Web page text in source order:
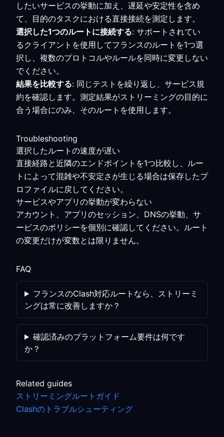
したいサービスの挙動に加え、遅延や安定性を含め
て、目的のタスクにおける直接接続を測定します。
選択した1つのルートに接続する: サポートされてい
るクライアントを使用してフランスのルートを1つ選
択し、複数のプロトコルやルールを同時に変更しない
でください。
結果を比較する: 同じテストを繰り返し、サービス規
約を確認します。測定結果がストリーミングの目的に
合う場合にのみ、そのルートを使用します。
Troubleshooting
選択したルートの速度が遅い
直接経路と近隣のエンドポイントを1つ比較し、ルー
トによって混雑や不安定さが生じる場合は保存したプ
ロファイルに戻してください。
サービスやアプリの挙動が変わらない
アカウント、アプリのセッション、DNSの挙動、サ
ービスのポリシーを個別に確認してください。ルート
の変更だけが変数とは限りません。
FAQ
フランスのClash対応ルートなら、ストリーミ
ングは常に改善しますか？
確認済みのプラットフォーム要件は何です
か？
Related guides
ストリーミングルートガイド
Clashのトラブルシューティング